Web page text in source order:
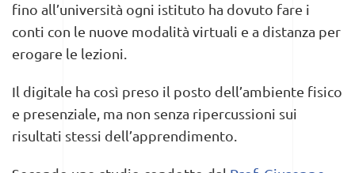
fino all’università ogni istituto ha dovuto fare i
conti con le nuove modalità virtuali e a distanza per
erogare le lezioni.
Il digitale ha così preso il posto dell’ambiente fisico
e presenziale, ma non senza ripercussioni sui
risultati stessi dell’apprendimento.